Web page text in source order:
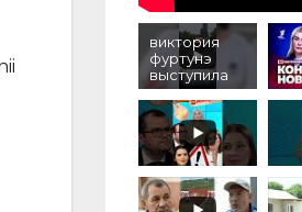
виктория
фуртунэ
выступила
против
уничтожени
я
памятников
героям
победы над
нацизмом